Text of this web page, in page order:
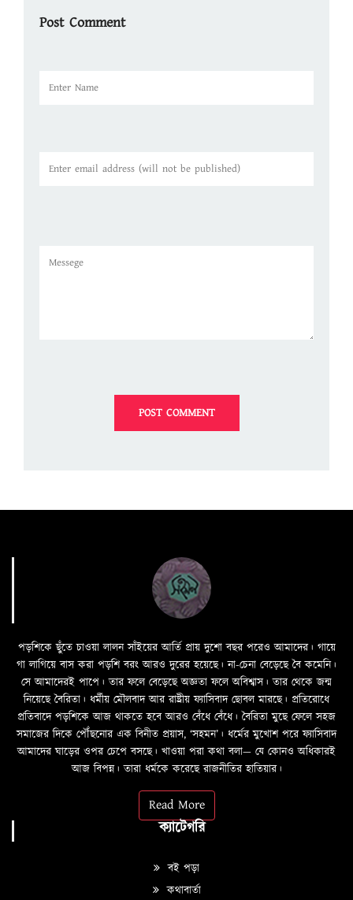
Post Comment
পড়শিকে ছুঁতে চাওয়া লালন সাঁইয়ের আর্তি প্রায় দুশো বছর পরেও আমাদের। গায়ে
গা লাগিয়ে বাস করা পড়শি বরং আরও দুরের হয়েছে। না-চেনা বেড়েছে বৈ কমেনি।
সে আমাদেরই পাপে। তার ফলে বেড়েছে অজ্ঞতা ফলে অবিশ্বাস। তার থেকে জন্ম
নিয়েছে বৈরিতা। ধর্মীয় মৌলবাদ আর রাষ্ট্রীয় ফ্যাসিবাদ ছোবল মারছে। প্রতিরোধে
প্রতিবাদে পড়শিকে আজ থাকতে হবে আরও বেঁধে বেঁধে। বৈরিতা মুছে ফেলে সহজ
সমাজের দিকে পৌঁছনোর এক বিনীত প্রয়াস, ‘সহমন’। ধর্মের মুখোশ পরে ফ্যাসিবাদ
আমাদের ঘাড়ের ওপর চেপে বসছে। খাওয়া পরা কথা বলা—­­ যে কোনও অধিকারই
আজ বিপন্ন। তারা ধর্মকে করেছে রাজনীতির হাতিয়ার।
Read More
ক্যাটেগরি
বই পড়া
কথাবার্তা